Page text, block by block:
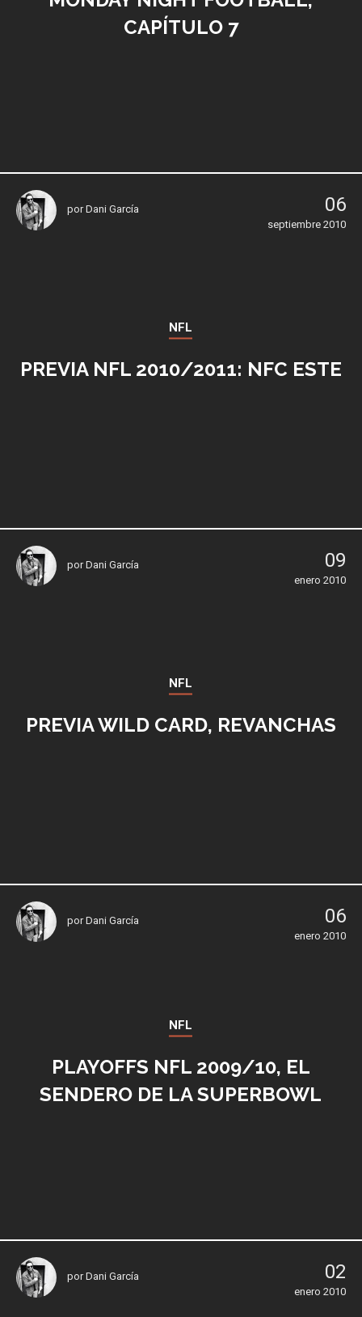
CAPÍTULO 7
porDani García 06
septiembre 2010
NFL
PREVIA NFL 2010/2011: NFC ESTE
porDani García 09
enero 2010
NFL
PREVIA WILD CARD, REVANCHAS
porDani García 06
enero 2010
NFL
PLAYOFFS NFL 2009/10, EL
SENDERO DE LA SUPERBOWL
porDani García 02
enero 2010